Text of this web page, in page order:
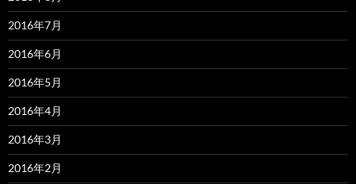
2016年7月
2016年6月
2016年5月
2016年4月
2016年3月
2016年2月